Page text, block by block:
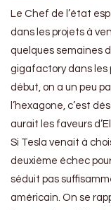
Le Chef de l’état
dans les projets à
quelques semaines
gigafactory dans les
début, on a un peu
l’hexagone, c’est
aurait les faveurs
Si Tesla venait à
deuxième échec
séduit pas
américain. On se